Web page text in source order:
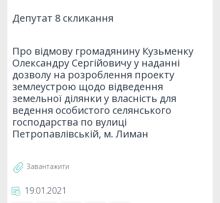
Депутат 8 скликання
Про відмову громадянину Кузьменку
Олександру Сергійовичу у наданні
дозволу на розроблення проекту
землеустрою щодо відведення
земельної ділянки у власність для
ведення особистого селянського
господарства по вулиці
Петропавлівській, м. Лиман
Завантажити
19.01.2021